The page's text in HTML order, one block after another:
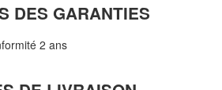
DES GARANTIES
2 ans